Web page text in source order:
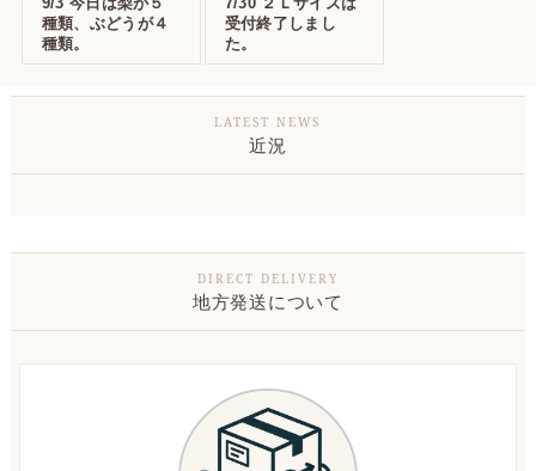
種類、ぶどうが４
種類。
受付終了しまし
た。
近況
地方発送について